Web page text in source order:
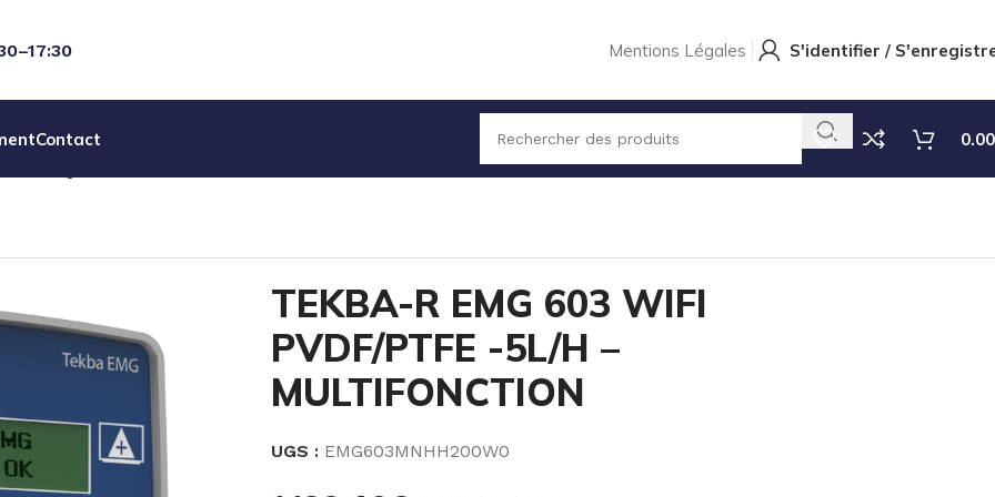
Mentions Légales S'identifier /
Contact
0.00
TEKBA-R EMG 603 WIFI PVDF/PTFE -5L/H – MULTIFONCTION
TEKBA-R EMG 603 WIFI
PVDF/PTFE -5L/H –
MULTIFONCTION
UGS : EMG603MNHH200W0